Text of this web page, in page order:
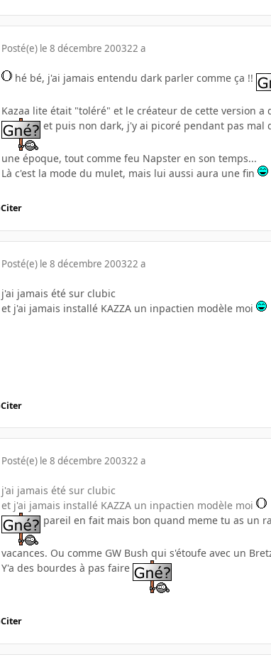
Posté(e) le 8 décembre 200322 a
hé bé, j'ai jamais entendu dark parler comme ça !!
Kazaa lite était "toléré" et le créateur de cette version
et puis non dark, j'y ai picoré pendant pas mal
une époque, tout comme feu Napster en son temps...
Là c'est la mode du mulet, mais lui aussi aura une fin
Citer
Posté(e) le 8 décembre 200322 a
j'ai jamais été sur clubic
et j'ai jamais installé KAZZA un inpactien modèle moi
Citer
Posté(e) le 8 décembre 200322 a
j'ai jamais été sur clubic
et j'ai jamais installé KAZZA un inpactien modèle moi
pareil en fait mais bon quand meme tu as un
vacances. Ou comme GW Bush qui s'étoufe avec un
Y'a des bourdes à pas faire
Citer